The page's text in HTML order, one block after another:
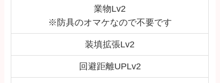
業物Lv2
※防具のオマケなので不要です
装填拡張Lv2
回避距離UPLv2